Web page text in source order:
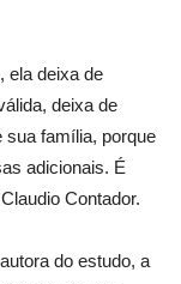
ela deixa de
deixa de
sua família, porque
adicionais. É
Contador.
do estudo, a